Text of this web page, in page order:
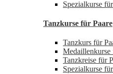
Spezialkurse
Tanzkurse für Paare
Tanzkurs für
Medaillenkurse
Tanzkreise für
Spezialkurse